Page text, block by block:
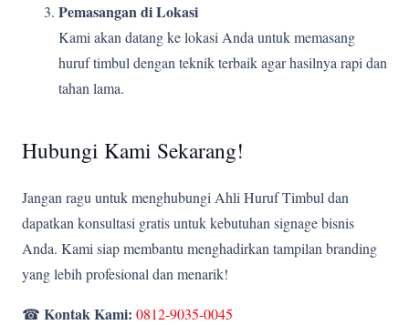
Pemasangan di Lokasi
Kami akan datang ke lokasi Anda untuk memasang
huruf timbul dengan teknik terbaik agar hasilnya rapi dan
tahan lama.
Hubungi Kami Sekarang!
Jangan ragu untuk menghubungi Ahli Huruf Timbul dan
dapatkan konsultasi gratis untuk kebutuhan signage bisnis
Anda. Kami siap membantu menghadirkan tampilan branding
yang lebih profesional dan menarik!
☎ Kontak Kami: 0812-9035-0045